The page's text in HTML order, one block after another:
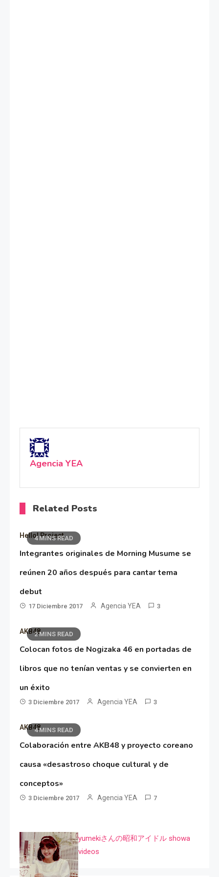
Agencia YEA
Related Posts
4 MINS READ
Hello! Project
Integrantes originales de Morning Musume se
reúnen 20 años después para cantar tema
debut
17 Diciembre 2017 Agencia YEA 3
2 MINS READ
AKB48
Colocan fotos de Nogizaka 46 en portadas de
libros que no tenían ventas y se convierten en
un éxito
3 Diciembre 2017 Agencia YEA 3
4 MINS READ
AKB48
Colaboración entre AKB48 y proyecto coreano
causa «desastroso choque cultural y de
conceptos»
3 Diciembre 2017 Agencia YEA 7
yumekiさんの昭和アイドル showa
videos